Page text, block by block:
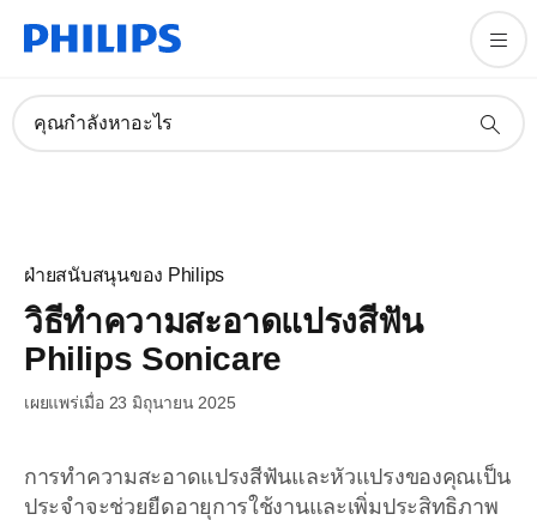
คุณกำลังหาอะไร
ฝ่ายสนับสนุนของ Philips
วิธีทำความสะอาดแปรงสีฟัน
Philips Sonicare
เผยแพร่เมื่อ 23 มิถุนายน 2025
การทำความสะอาดแปรงสีฟันและหัวแปรงของคุณเป็น
ประจำจะช่วยยืดอายุการใช้งานและเพิ่มประสิทธิภาพ